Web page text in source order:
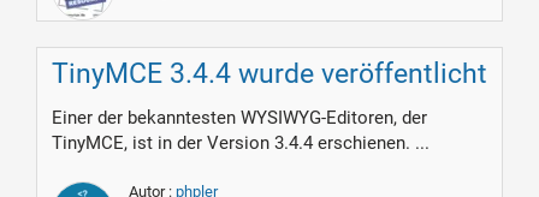
TinyMCE 3.4.4 wurde veröffentlicht
Einer der bekanntesten WYSIWYG-Editoren, der
TinyMCE, ist in der Version 3.4.4 erschienen. ...
Autor : phpler